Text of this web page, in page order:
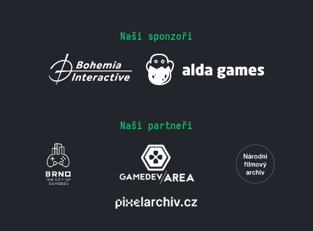
Naši sponzoři
Naši partneři